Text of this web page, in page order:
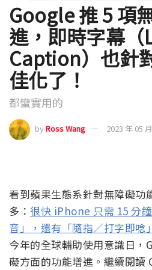
Google 推 5 項
進，即時字幕（
Caption）也針
佳化了！
都蠻實用的
byRoss Wang 2023 年 05
看到蘋果生態系針對無障礙功
多： 很快 iPhone 只需 15 分
音」，還有「隨指／打字即唸
今年的全球輔助使用意識日，
礙方面的功能增進。繼續閱讀